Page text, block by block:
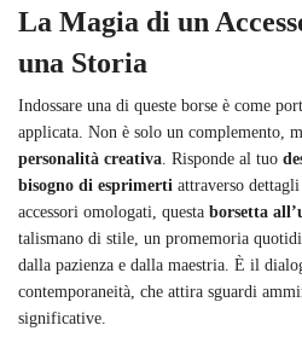
La Magia di un
una Storia
Indossare una di queste borse è come
applicata. Non è solo un complemento,
personalità creativa . Risponde al tuo
bisogno di esprimerti attraverso
accessori omologati, questa borsetta
talismano di stile, un promemoria
dalla pazienza e dalla maestria. È il
contemporaneità, che attira sguardi
significative.